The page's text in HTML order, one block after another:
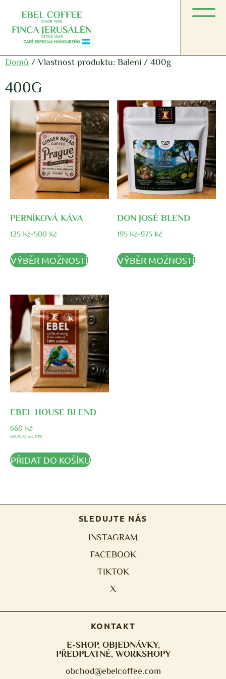
Domů / Vlastnost produktu: Balení / 400g
400G
PERNÍKOVÁ KÁVA
125 Kč-500 Kč
VÝBĚR MOŽNOSTÍ
DON JOSÉ BLEND
195Kč-975Kč
VÝBĚR MOŽNOSTÍ
EBEL HOUSE BLEND
660 Kč
589,29 Kč bez DPH
PŘIDAT DO KOŠÍKU
SLEDUJTE NÁS
INSTAGRAM
FACEBOOK
TIKTOK
X
KONTAKT
E-SHOP, OBJEDNÁVKY,
PŘEDPLATNÉ, WORKSHOPY
obchod@ebelcoffee.com